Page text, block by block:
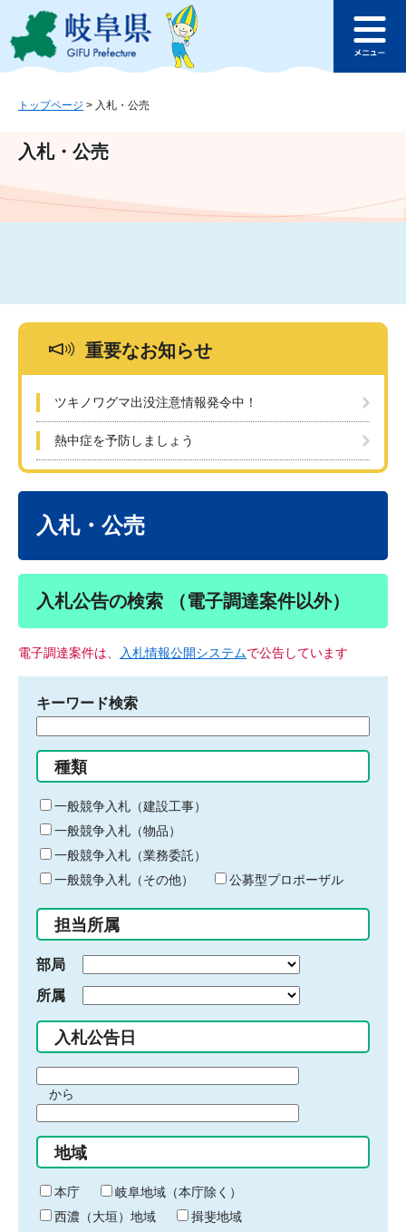
ジ
ュ
文
このページの本文へ
ュ
トップページ > 入札・公売
入札・公売
重要なお知らせ
ツキノワグマ出没注意情報発令中！
熱中症を予防しましょう
入札・公売
入札公告の検索 （電子調達案件以外）
電子調達案件は、 入札情報公開システムで公告しています
キーワード検索
る
キ
ー
ワ
ー
ド
入
力
種類
一般競争入札（建設工事）
一般競争入札（物品）
一般競争入札（業務委託）
一般競争入札（その他）
公募型プロポーザル
担当所属
部局
所属
入札公告日
間
始
り
から
間
終
わ
り
地域
本庁
岐阜地域（本庁除く）
西濃（大垣）地域
揖斐地域